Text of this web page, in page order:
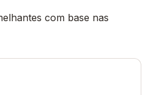
com base nas